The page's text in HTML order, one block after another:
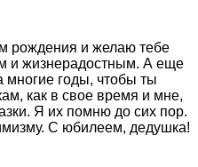
рождения и желаю тебе
и жизнерадостным. А еще
многие годы, чтобы ты
как в свое время и мне,
Я их помню до сих пор.
С юбилеем, дедушка!